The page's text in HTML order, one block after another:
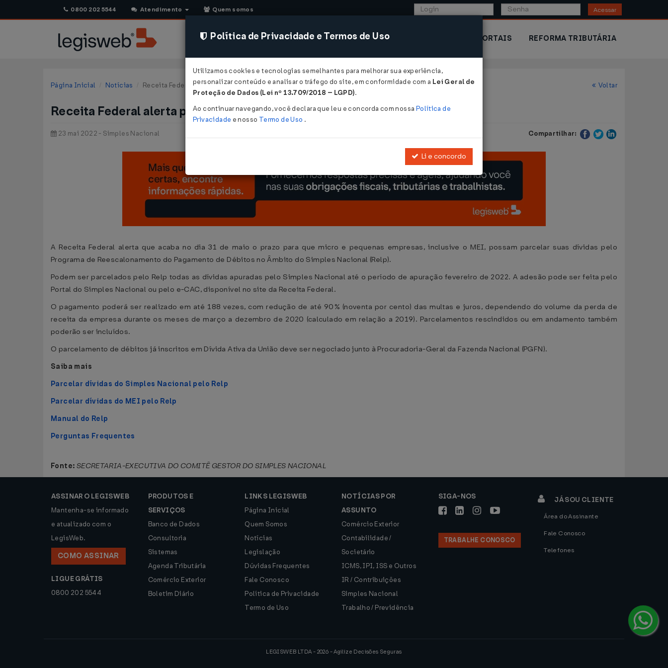
0800 202 5544 Atendimento Quem somos Acessar
CONSULTORIA SISTEMAS COMÉRCIO EXTERIOR PORTAIS REFORMA TRIBUTÁRIA
Página Inicial Notícias Receita Federal alerta para o fim do prazo de adesão ao Relp ... Voltar
Receita Federal alerta para o fim do prazo de adesão ao Relp
23 mai 2022 - Simples Nacional Compartilhar:
A Receita Federal alerta que acaba no dia 31 de maio o prazo para que micro e pequenas empresas, inclusive o MEI, possam parcelar suas dívidas pelo
Programa de Reescalonamento do Pagamento de Débitos no Âmbito do Simples Nacional (Relp).
Podem ser parcelados pelo Relp todas as dívidas apuradas pelo Simples Nacional até o período de apuração fevereiro de 2022. A adesão pode ser feita pelo
Portal do Simples Nacional ou pelo e-CAC, disponível no site da Receita Federal.
O pagamento poderá ser realizado em até 188 vezes, com redução de até 90% (noventa por cento) das multas e juros, dependendo do volume da perda de
receita da empresa durante os meses de março a dezembro de 2020 (calculado em relação a 2019). Parcelamentos rescindidos ou em andamento também
poderão ser incluídos.
O parcelamento de débitos já inscritos em Dívida Ativa da União deve ser negociado junto à Procuradoria-Geral da Fazenda Nacional (PGFN).
Saiba mais
Parcelar dívidas do Simples Nacional pelo Relp
Parcelar dívidas do MEI pelo Relp
Manual do Relp
Perguntas Frequentes
Fonte: SECRETARIA-EXECUTIVA DO COMITÊ GESTOR DO SIMPLES NACIONAL
ASSINAR O LEGISWEB
Mantenha-se informado
e atualizado com o
LegisWeb.
COMO ASSINAR
LIGUE GRÁTIS
0800 202 5544
PRODUTOS E
SERVIÇOS
Banco de Dados
Consultoria
Sistemas
Agenda Tributária
Comércio Exterior
Boletim Diário
LINKS LEGISWEB
Página Inicial
Quem Somos
Notícias
Legislação
Dúvidas Frequentes
Fale Conosco
Política de Privacidade
Termo de Uso
NOTÍCIAS POR
ASSUNTO
Comércio Exterior
Contabilidade /
Societário
ICMS, IPI, ISS e Outros
IR / Contribuições
Simples Nacional
Trabalho / Previdência
SIGA-NOS
TRABALHE CONOSCO
JÁ SOU CLIENTE
Área do Assinante
Fale Conosco
Telefones
LEGISWEB LTDA - 2026 - Agilize Decisões Seguras
Política de Privacidade e Termos de Uso
Utilizamos cookies e tecnologias semelhantes para melhorar sua experiência,
personalizar conteúdo e analisar o tráfego do site, em conformidade com a Lei Geral de
Proteção de Dados (Lei nº 13.709/2018 – LGPD).
Ao continuar navegando, você declara que leu e concorda com nossa Política de
Privacidade e nosso Termo de Uso .
Li e concordo